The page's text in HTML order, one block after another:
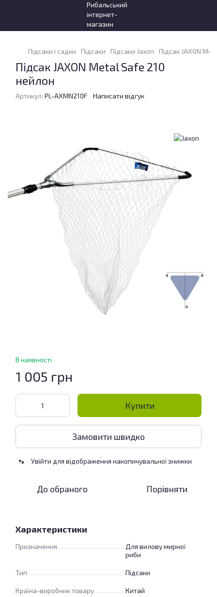
Підсаки і садки Підсаки Підсаки Jaxon Підсак JAXON
Підсак JAXON Metal Safe 210
нейлон
Артикул: PL-AXMN210F Написати відгук
В наявності
1 005 грн
Купити
Замовити швидко
% Увійти для відображення накопичувальної знижки
До обраного Порівняти
Характеристики
Призначення
Для вилову мирної
риби
Тип Підсаки
Країна-виробник товару Китай